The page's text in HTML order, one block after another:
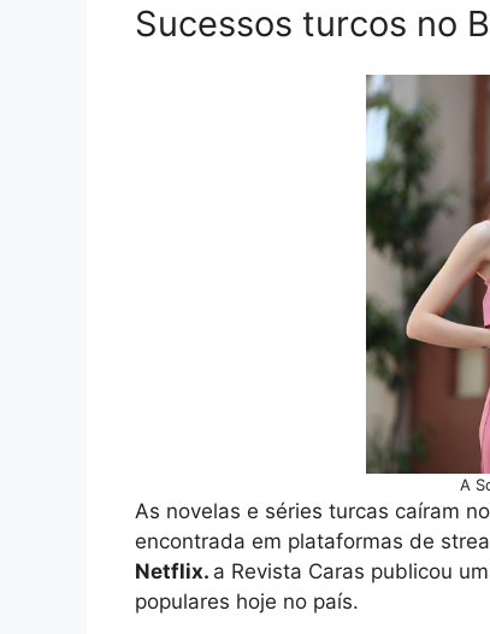
Sucessos turcos no
A
As novelas e séries turcas caíram
encontrada em plataformas de
Netflix. a Revista Caras publicou
populares hoje no país.